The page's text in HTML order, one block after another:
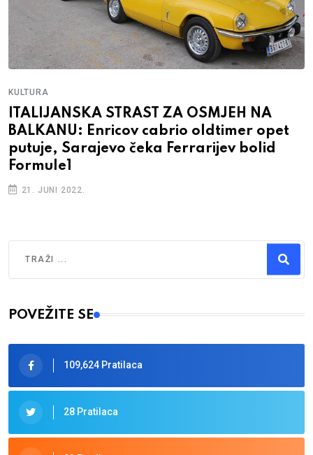
KULTURA
ITALIJANSKA STRAST ZA OSMJEH NA
BALKANU: Enricov cabrio oldtimer opet
putuje, Sarajevo čeka Ferrarijev bolid
Formule1
21. JUNI 2022.
Type 2 or more characters for results.
POVEŽITE SE
109,624 Pratilaca
28 Pratilaca